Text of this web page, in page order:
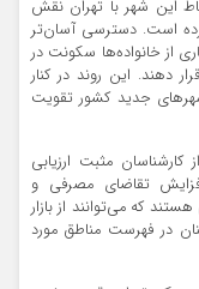
این شهر با تهران نقش
است. دسترسی آسان‌تر
از خانواده‌ها سکونت در
دهند. این روند در کنار
جدید کشور تقویت
کارشناسان مثبت ارزیابی
تقاضای مصرفی و
که می‌توانند از بازار
در فهرست مناطق مورد